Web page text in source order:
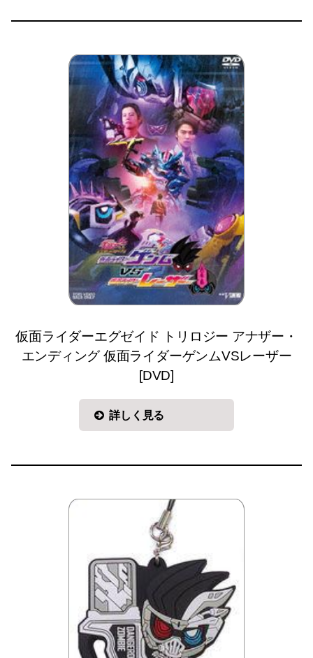
仮面ライダーエグゼイド トリロジー アナザー・
エンディング 仮面ライダーゲンムVSレーザー
[DVD]
詳しく見る